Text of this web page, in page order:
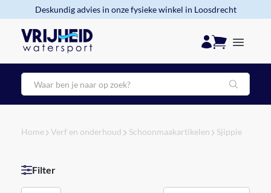
Deskundig advies in onze fysieke winkel in Loosdrecht
Zoeken
Home Verf en onderhoud Schoonmaakartikelen Sjippie
Filter